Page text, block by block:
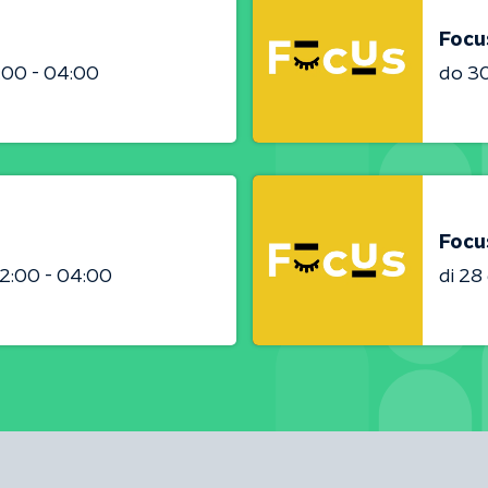
- 04:00
do
- 04:00
di 28